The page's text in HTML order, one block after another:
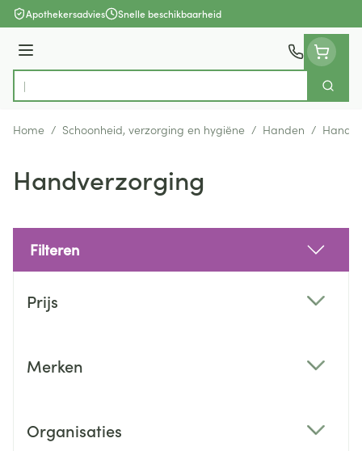
Ga naar de inhoud
Apothekersadvies Snelle beschikbaarheid
Menu
Product, merk, categorie...
Zoek
Home / Schoonheid, verzorging en hygiëne / Handen /
Handverzorging
Filteren
Prijs
Merken
Organisaties